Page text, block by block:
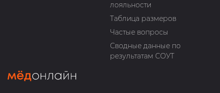
лояльности
Таблица размеров
Частые вопросы
Сводные данные по
результатам СОУТ